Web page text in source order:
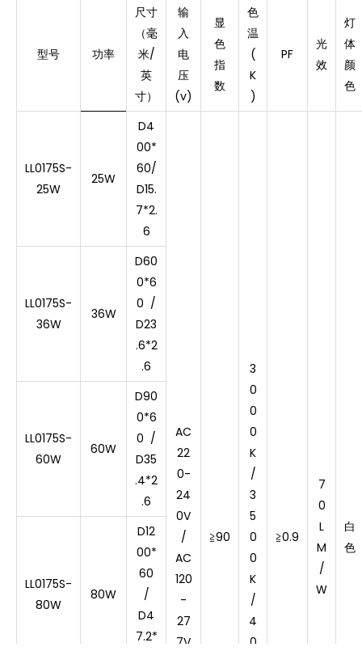
型号 功率
尺寸
（毫
米/
英
寸）
输
入
电
压
(v)
显
色
指
数
色
温
(
K
)
PF
光
效
灯
体
颜
色
LL0175S-
25W
25W
D4
00*
60/
D15.
7*2.
6
AC
22
0-
24
0V
/
AC
120
-
27
7V
≧90
3
0
0
0
K
/
3
5
0
0
K
/
4
0
≧0.9
7
0
L
M
/
W
白
色
LL0175S-
36W
36W
D60
0*6
0 /
D23
.6*2
.6
LL0175S-
60W
60W
D90
0*6
0 /
D35
.4*2
.6
LL0175S-
80W
80W
D12
00*
60
/
D4
7.2*